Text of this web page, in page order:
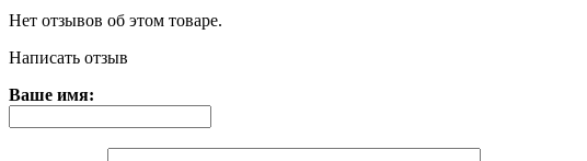
Нет отзывов об этом товаре.
Написать отзыв
Ваше имя: